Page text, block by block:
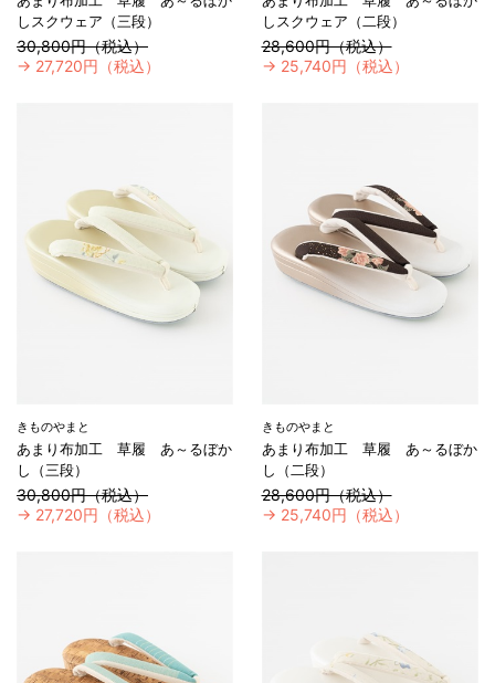
しスクウェア（三段）
30,800円（税込）
→ 27,720円（税込）
しスクウェア（二段）
28,600円（税込）
→ 25,740円（税込）
きものやまと
あまり布加工 草履 あ～るぼか
し（三段）
30,800円（税込）
→ 27,720円（税込）
きものやまと
あまり布加工 草履 あ～るぼか
し（二段）
28,600円（税込）
→ 25,740円（税込）